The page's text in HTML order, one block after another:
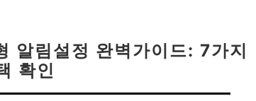
알림설정 완벽가이드: 7가지
확인